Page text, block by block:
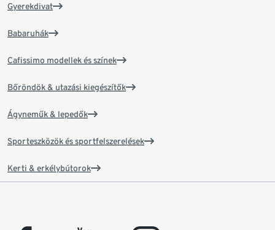
Gyerekdivat
Babaruhák
Cafissimo modellek és színek
Bőröndök & utazási kiegészítők
Ágyneműk & lepedők
Sporteszközök és sportfelszerelések
Kerti & erkélybútorok